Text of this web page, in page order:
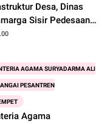
Desa, Dinas
Sisir Pedesaan
Selatan
AGAMA SURYADARMA ALI
PESANTREN
Agama